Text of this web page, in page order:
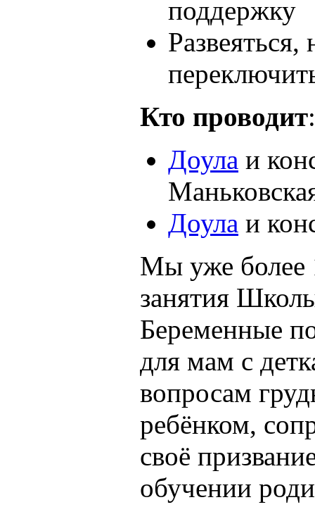
поддержку
Развеяться,
Кто проводит:
Доула и
Доула и
Мы уже более
занятия
Беременные
для мам с
вопросам
ребёнком,
своё
обучении